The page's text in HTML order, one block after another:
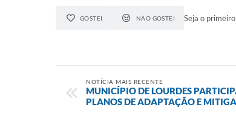
GOSTEI NÃO GOSTEI Seja o
NOTÍCIA MAIS RECENTE
MUNICÍPIO DE LOURDES
PLANOS DE ADAPTAÇÃO E